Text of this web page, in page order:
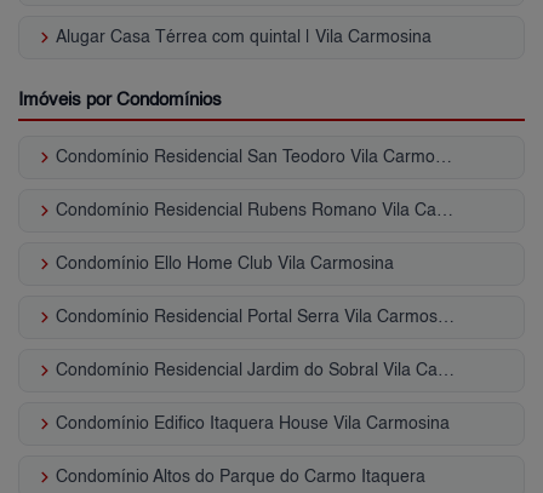
keyboard_arrow_right Alugar Casa Térrea com quintal | Vila Carmosina
Imóveis por Condomínios
keyboard_arrow_right Condomínio Residencial San Teodoro Vila Carmosina
keyboard_arrow_right Condomínio Residencial Rubens Romano Vila Carmosina
keyboard_arrow_right Condomínio Ello Home Club Vila Carmosina
keyboard_arrow_right Condomínio Residencial Portal Serra Vila Carmosina
keyboard_arrow_right Condomínio Residencial Jardim do Sobral Vila Carmosina
keyboard_arrow_right Condomínio Edifico Itaquera House Vila Carmosina
keyboard_arrow_right Condomínio Altos do Parque do Carmo Itaquera